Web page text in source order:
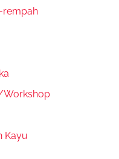
rempah
Workshop
Kayu